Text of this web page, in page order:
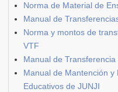
Norma de Material de
Manual de
Norma y montos de
VTF
Manual de
Manual de Mantención y
Educativos de JUNJI